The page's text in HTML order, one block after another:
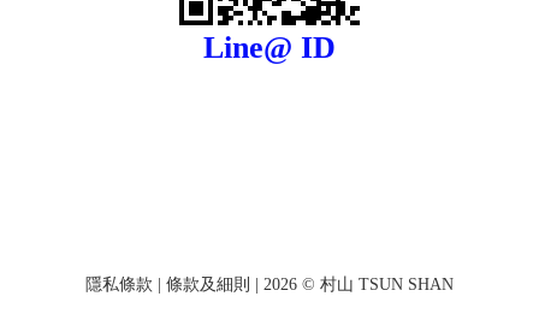
Line@ ID
隱私條款 條款及細則 | 2026 © 村山 TSUN SHAN